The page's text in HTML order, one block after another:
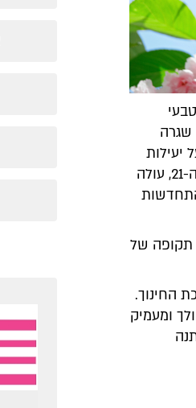
שגרה
יעילות
מנגנון טבעי זה במציאות התזזיתית שמייצרת אתגרים בלתי נגמרים במאה ה-21, עולה
תקופה של
החינוך.
ומעמיק